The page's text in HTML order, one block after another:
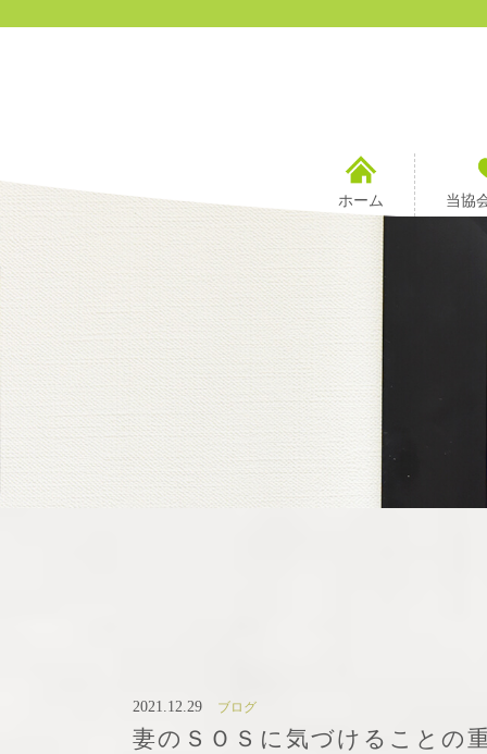
ホーム 当協
2021.12.29 ブログ
妻のＳＯＳに気づけることの